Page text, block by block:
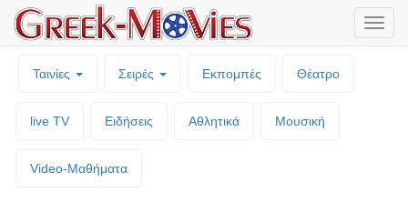
Ταινίες Σειρές Εκπομπές Θέατρο
live TV Ειδήσεις Αθλητικά Μουσική
Video-Mαθήματα